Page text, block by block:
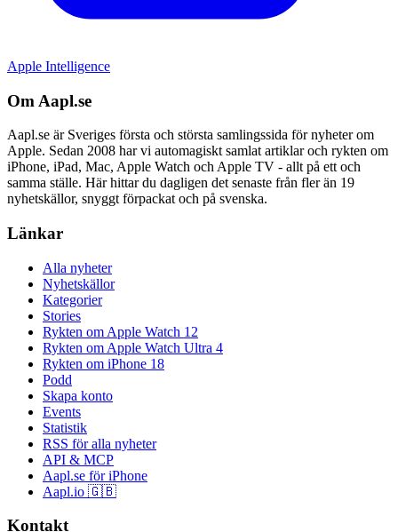
Apple Intelligence
Om Aapl.se
Aapl.se är Sveriges första och största samlingssida för nyheter om
Apple. Sedan 2008 har vi automagiskt samlat artiklar och rykten om
iPhone, iPad, Mac, Apple Watch och Apple TV - allt på ett och
samma ställe. Här hittar du dagligen det senaste från fler än 19
nyhetskällor, snyggt förpackat och på svenska.
Länkar
Alla nyheter
Nyhetskällor
Kategorier
Stories
Rykten om Apple Watch 12
Rykten om Apple Watch Ultra 4
Rykten om iPhone 18
Podd
Skapa konto
Events
Statistik
RSS för alla nyheter
API & MCP
Aapl.se för iPhone
Aapl.io 🇬🇧
Kontakt